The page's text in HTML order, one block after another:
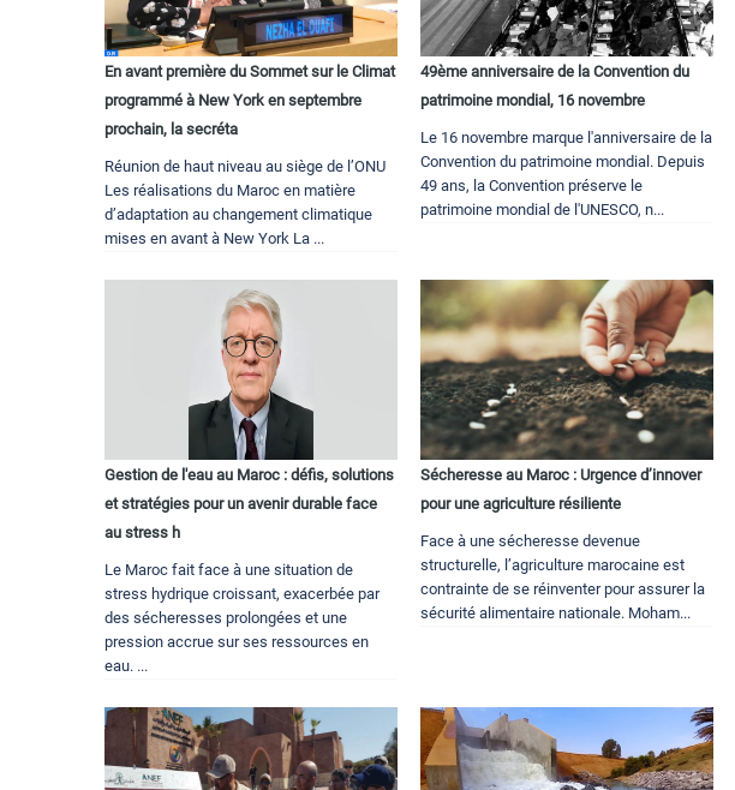
En avant première du Sommet sur le Climat
programmé à New York en septembre
prochain, la secréta
Réunion de haut niveau au siège de l’ONU
Les réalisations du Maroc en matière
d’adaptation au changement climatique
mises en avant à New York La ...
49ème anniversaire de la Convention du
patrimoine mondial, 16 novembre
Le 16 novembre marque l'anniversaire de la
Convention du patrimoine mondial. Depuis
49 ans, la Convention préserve le
patrimoine mondial de l'UNESCO, n...
Gestion de l'eau au Maroc : défis, solutions
et stratégies pour un avenir durable face
au stress h
Le Maroc fait face à une situation de
stress hydrique croissant, exacerbée par
des sécheresses prolongées et une
pression accrue sur ses ressources en
eau. ...
Sécheresse au Maroc : Urgence d’innover
pour une agriculture résiliente
Face à une sécheresse devenue
structurelle, l’agriculture marocaine est
contrainte de se réinventer pour assurer la
sécurité alimentaire nationale. Moham...